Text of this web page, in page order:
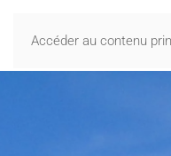
Accéder au contenu